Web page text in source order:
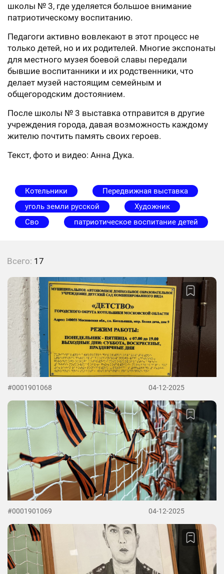
школы № 3, где уделяется большое внимание
патриотическому воспитанию.
Педагоги активно вовлекают в этот процесс не
только детей, но и их родителей. Многие экспонаты
для местного музея боевой славы передали
бывшие воспитанники и их родственники, что
делает музей настоящим семейным и
общегородским достоянием.
После школы № 3 выставка отправится в другие
учреждения города, давая возможность каждому
жителю почтить память своих героев.
Текст, фото и видео: Анна Дука.
Котельники
Передвижная выставка
уголь земли русской
Художник
Сво
патриотическое воспитание детей
Всего: 17
#0001901068 04-12-2025
#0001901069 04-12-2025